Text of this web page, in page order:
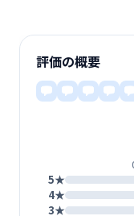
評価の概要
5★
4★
3★